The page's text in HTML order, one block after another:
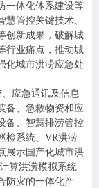
一体化体系建设等
管控关键技术、
创新成果，破解城
行业痛点，推动城
化城市洪涝应急处
应急通讯及信息
备、急救物资和应
备、智慧排涝管控
检系统、VR洪涝
展示国产化城市洪
算洪涝模拟系统
防灾的一体化产